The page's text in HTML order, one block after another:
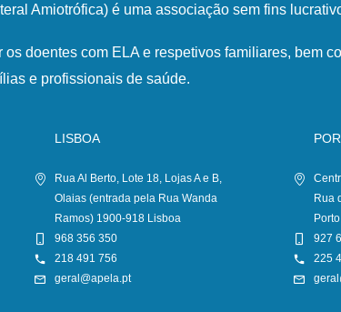
Amiotrófica) é uma associação sem fins
doentes com ELA e respetivos familiares, bem
e profissionais de saúde.
LISBOA
Rua Al Berto, Lote 18, Lojas A e B,
Olaias (entrada pela Rua Wanda
Ramos) 1900-918 Lisboa
968 356 350
218 491 756
geral@apela.pt
Rua
Porto
927
225